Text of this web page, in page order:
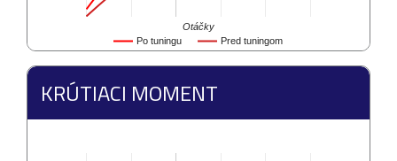
Po tuningu Pred tuningom
Otáčky
KRÚTIACI MOMENT